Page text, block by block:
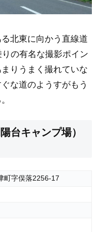
北東に向かう直線道
の有名な撮影ポイン
りうまく撮れていな
な道のようすがもう
台キャンプ場）
町字俣落2256-17